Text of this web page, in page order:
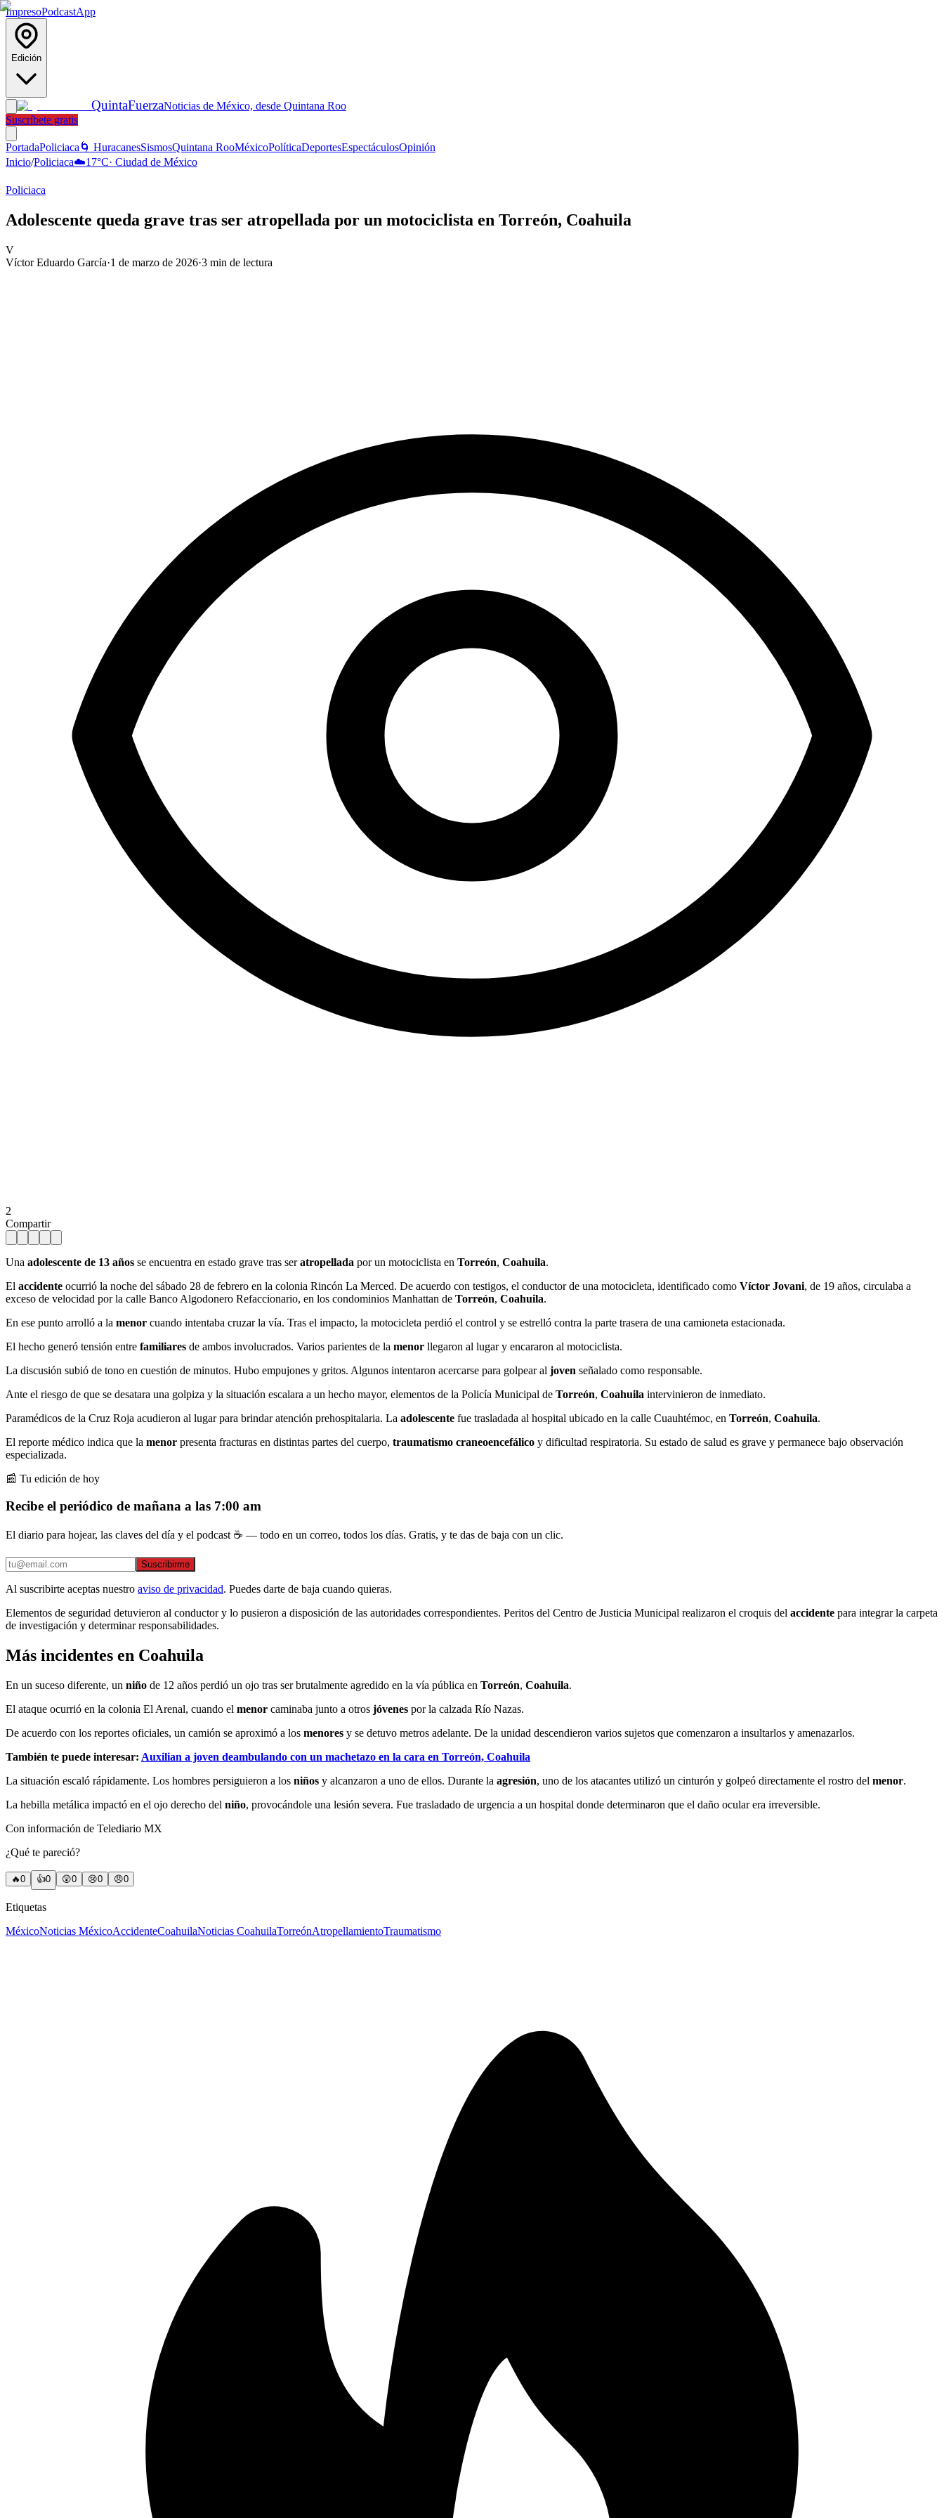
ImpresoPodcastApp
Edición
QuintaFuerzaNoticias de México, desde Quintana Roo
Suscríbete gratis
PortadaPoliciaca 🌀 HuracanesSismosQuintana RooMéxicoPolíticaDeportesEspectáculosOpinión
Inicio/Policiaca☁️17°C· Ciudad de México
Policiaca
Adolescente queda grave tras ser atropellada por un motociclista en Torreón, Coahuila
V
Víctor Eduardo García·1 de marzo de 2026·3 min de lectura
2
Compartir
Una adolescente de 13 años se encuentra en estado grave tras seratropellada por un motociclista en Torreón, Coahuila.
El accidente ocurrió la noche del sábado 28 de febrero en la colonia Rincón La Merced. De acuerdo con testigos, el conductor de una motocicleta, identificado como Víctor Jovani, de 19 años, circulaba a
exceso de velocidad por la calle Banco Algodonero Refaccionario, en los condominios Manhattan de Torreón, Coahuila.
En ese punto arrolló a la menor cuando intentaba cruzar la vía. Tras el impacto, la motocicleta perdió el control y se estrelló contra la parte trasera de una camioneta estacionada.
El hecho generó tensión entre familiares de ambos involucrados. Varios parientes de la menor llegaron al lugar y encararon al motociclista.
La discusión subió de tono en cuestión de minutos. Hubo empujones y gritos. Algunos intentaron acercarse para golpear al joven señalado como responsable.
Ante el riesgo de que se desatara una golpiza y la situación escalara a un hecho mayor, elementos de la Policía Municipal de Torreón, Coahuila intervinieron de inmediato.
Paramédicos de la Cruz Roja acudieron al lugar para brindar atención prehospitalaria. La adolescente fue trasladada al hospital ubicado en la calle Cuauhtémoc, en Torreón, Coahuila.
El reporte médico indica que la menor presenta fracturas en distintas partes del cuerpo, traumatismo craneoencefálico y dificultad respiratoria. Su estado de salud es grave y permanece bajo observación
especializada.
📰 Tu edición de hoy
Recibe el periódico de mañana a las 7:00 am
El diario para hojear, las claves del día y el podcast ☕ — todo en un correo, todos los días. Gratis, y te das de baja con un clic.
Suscribirme
Al suscribirte aceptas nuestro aviso de privacidad. Puedes darte de baja cuando quieras.
Elementos de seguridad detuvieron al conductor y lo pusieron a disposición de las autoridades correspondientes. Peritos del Centro de Justicia Municipal realizaron el croquis del accidente para integrar la carpeta
de investigación y determinar responsabilidades.
Más incidentes en Coahuila
En un suceso diferente, un niño de 12 años perdió un ojo tras ser brutalmente agredido en la vía pública en Torreón, Coahuila.
El ataque ocurrió en la colonia El Arenal, cuando el menor caminaba junto a otros jóvenes por la calzada Río Nazas.
De acuerdo con los reportes oficiales, un camión se aproximó a los menores y se detuvo metros adelante. De la unidad descendieron varios sujetos que comenzaron a insultarlos y amenazarlos.
También te puede interesar: Auxilian a joven deambulando con un machetazo en la cara en Torreón, Coahuila
La situación escaló rápidamente. Los hombres persiguieron a los niños y alcanzaron a uno de ellos. Durante la agresión, uno de los atacantes utilizó un cinturón y golpeó directamente el rostro del menor.
La hebilla metálica impactó en el ojo derecho del niño, provocándole una lesión severa. Fue trasladado de urgencia a un hospital donde determinaron que el daño ocular era irreversible.
Con información de Telediario MX
¿Qué te pareció?
🔥0 👍0 😲0 😢0 😠0
Etiquetas
MéxicoNoticias MéxicoAccidenteCoahuilaNoticias CoahuilaTorreónAtropellamientoTraumatismo